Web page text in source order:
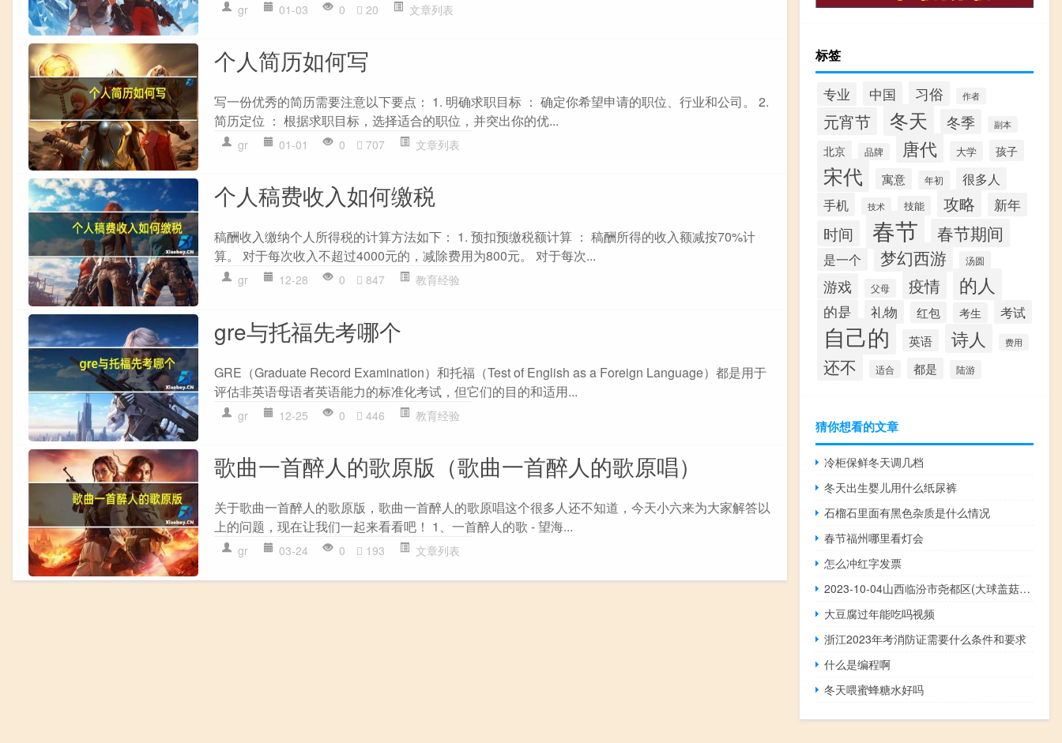
gr 01-03 0 20 文章列表
个人简历如何写
写一份优秀的简历需要注意以下要点： 1. 明确求职目标 ： 确定你希望申请的职位、行业和公司。 2.
简历定位 ： 根据求职目标，选择适合的职位，并突出你的优...
gr 01-01 0 707 文章列表
个人稿费收入如何缴税
稿酬收入缴纳个人所得税的计算方法如下： 1. 预扣预缴税额计算 ： 稿酬所得的收入额减按70%计
算。 对于每次收入不超过4000元的，减除费用为800元。 对于每次...
gr 12-28 0 847 教育经验
gre与托福先考哪个
GRE（Graduate Record Examination）和托福（Test of English as a Foreign Language）都是用于
评估非英语母语者英语能力的标准化考试，但它们的目的和适用...
gr 12-25 0 446 教育经验
歌曲一首醉人的歌原版（歌曲一首醉人的歌原唱）
关于歌曲一首醉人的歌原版，歌曲一首醉人的歌原唱这个很多人还不知道，今天小六来为大家解答以
上的问题，现在让我们一起来看看吧！ 1、一首醉人的歌 - 望海...
gr 03-24 0 193 文章列表
标签
专业 中国 习俗 作者
元宵节 冬天 冬季 副本
北京 品牌 唐代 大学 孩子
宋代 寓意 年初 很多人
手机 技术 技能 攻略 新年
时间 春节 春节期间
是一个 梦幻西游 汤圆
游戏 父母 疫情 的人
的是 礼物 红包 考生 考试
自己的 英语 诗人 费用
还不 适合 都是 陆游
猜你想看的文章
冷柜保鲜冬天调几档
冬天出生婴儿用什么纸尿裤
石榴石里面有黑色杂质是什么情况
春节福州哪里看灯会
怎么冲红字发票
2023-10-04山西临汾市尧都区(大球盖菇)的报价是多少
大豆腐过年能吃吗视频
浙江2023年考消防证需要什么条件和要求
什么是编程啊
冬天喂蜜蜂糖水好吗